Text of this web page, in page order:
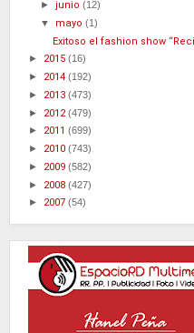
►junio(12)
▼ mayo(1)
Exitoso el fashion show
► 2015 (16)
► 2014 (192)
► 2013 (473)
► 2012 (479)
► 2011 (699)
► 2010 (743)
► 2009 (582)
► 2008 (427)
► 2007 (54)